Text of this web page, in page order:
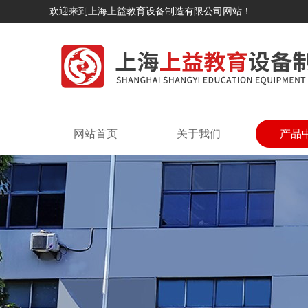
欢迎来到上海上益教育设备制造有限公司网站！
网站首页 关于我们 产品